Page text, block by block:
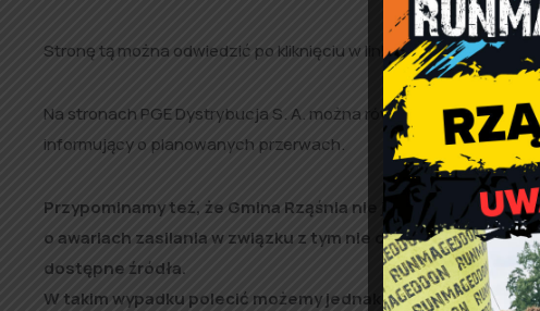
Stronę tą można odwiedzić po kliknięciu w link:
Na stronach PGE Dystrybucja S. A. można również zamówić
informujący o planowanych przerwach.
Przypominamy też, że Gmina Rząśnia nie jest
o awariach zasilania w związku z tym nie dysponujemy
dostępne źródła.
W takim wypadku polecić możemy jednak instalację na